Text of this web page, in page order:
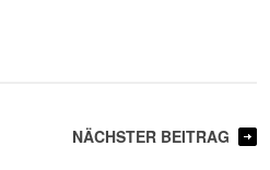
NÄCHSTER BEITRAG